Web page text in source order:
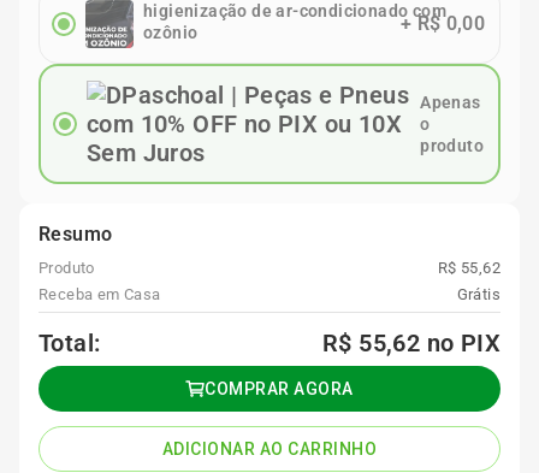
higienização de ar-condicionado com
ozônio
+R$ 0,00
Apenas
o
produto
Resumo
Produto
R$ 55,62
Receba em Casa
Grátis
Total: R$ 55,62 no PIX
COMPRAR AGORA
ADICIONAR AO CARRINHO